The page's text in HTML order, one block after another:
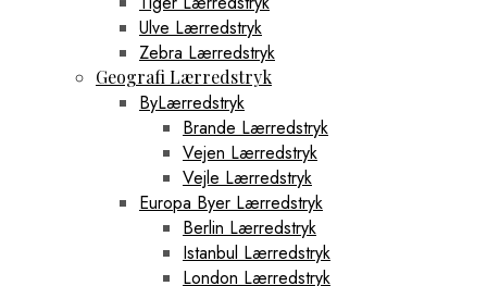
Ulve Lærredstryk
Zebra Lærredstryk
Geografi Lærredstryk
ByLærredstryk
Brande Lærredstryk
Vejen Lærredstryk
Vejle Lærredstryk
Europa Byer Lærredstryk
Berlin Lærredstryk
Istanbul Lærredstryk
London Lærredstryk